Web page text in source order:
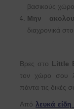
βασικούς
Μην
διαχρονικά
Βρες στο Little
τον χώρο σου
πάντα τις δικές
Από λευκά είδη